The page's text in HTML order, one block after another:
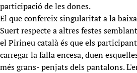
participació de les dones.
El que confereix singularitat a la
Suert respecte a altres festes
el Pirineu català és que els
carregar la falla encesa, duen
més grans- penjats dels pantalons.